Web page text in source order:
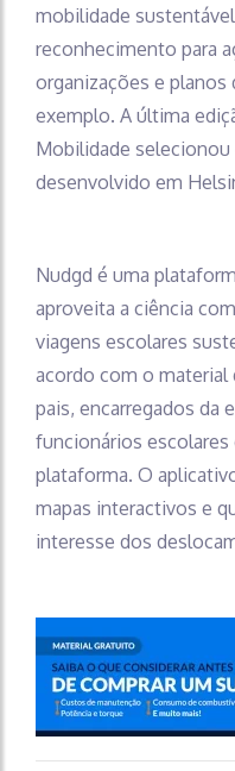
mobilidade
reconhecimento para
organizações e
exemplo. A última
Mobilidade
desenvolvido em
Nudgd é uma
aproveita a ciência
viagens escolares
acordo com o material
pais, encarregados da
funcionários escolares
plataforma. O
mapas interactivos e
interesse dos